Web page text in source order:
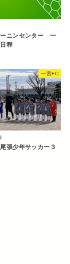
ニンセンター 一
程
一宮FC
張少年サッカー３